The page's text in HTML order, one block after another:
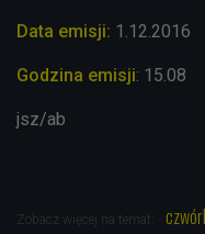
Data emisji: 1.12.2016
Godzina emisji: 15.08
jsz/ab
Zobacz więcej na temat: